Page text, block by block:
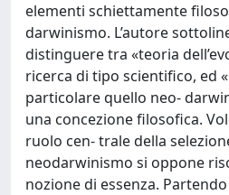
elementi schiettamente
darwinismo. L’autore
distinguere tra «teoria
ricerca di tipo scientifico, ed
particolare quello neo-
una concezione filosofica.
ruolo cen- trale della
neodarwinismo si oppone
nozione di essenza.